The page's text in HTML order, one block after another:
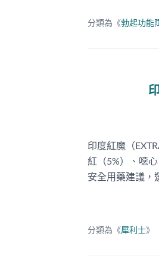
分類為《勃起功能
印度紅魔（
紅（5%）、噁
安全用藥建議，
分類為《犀利士》